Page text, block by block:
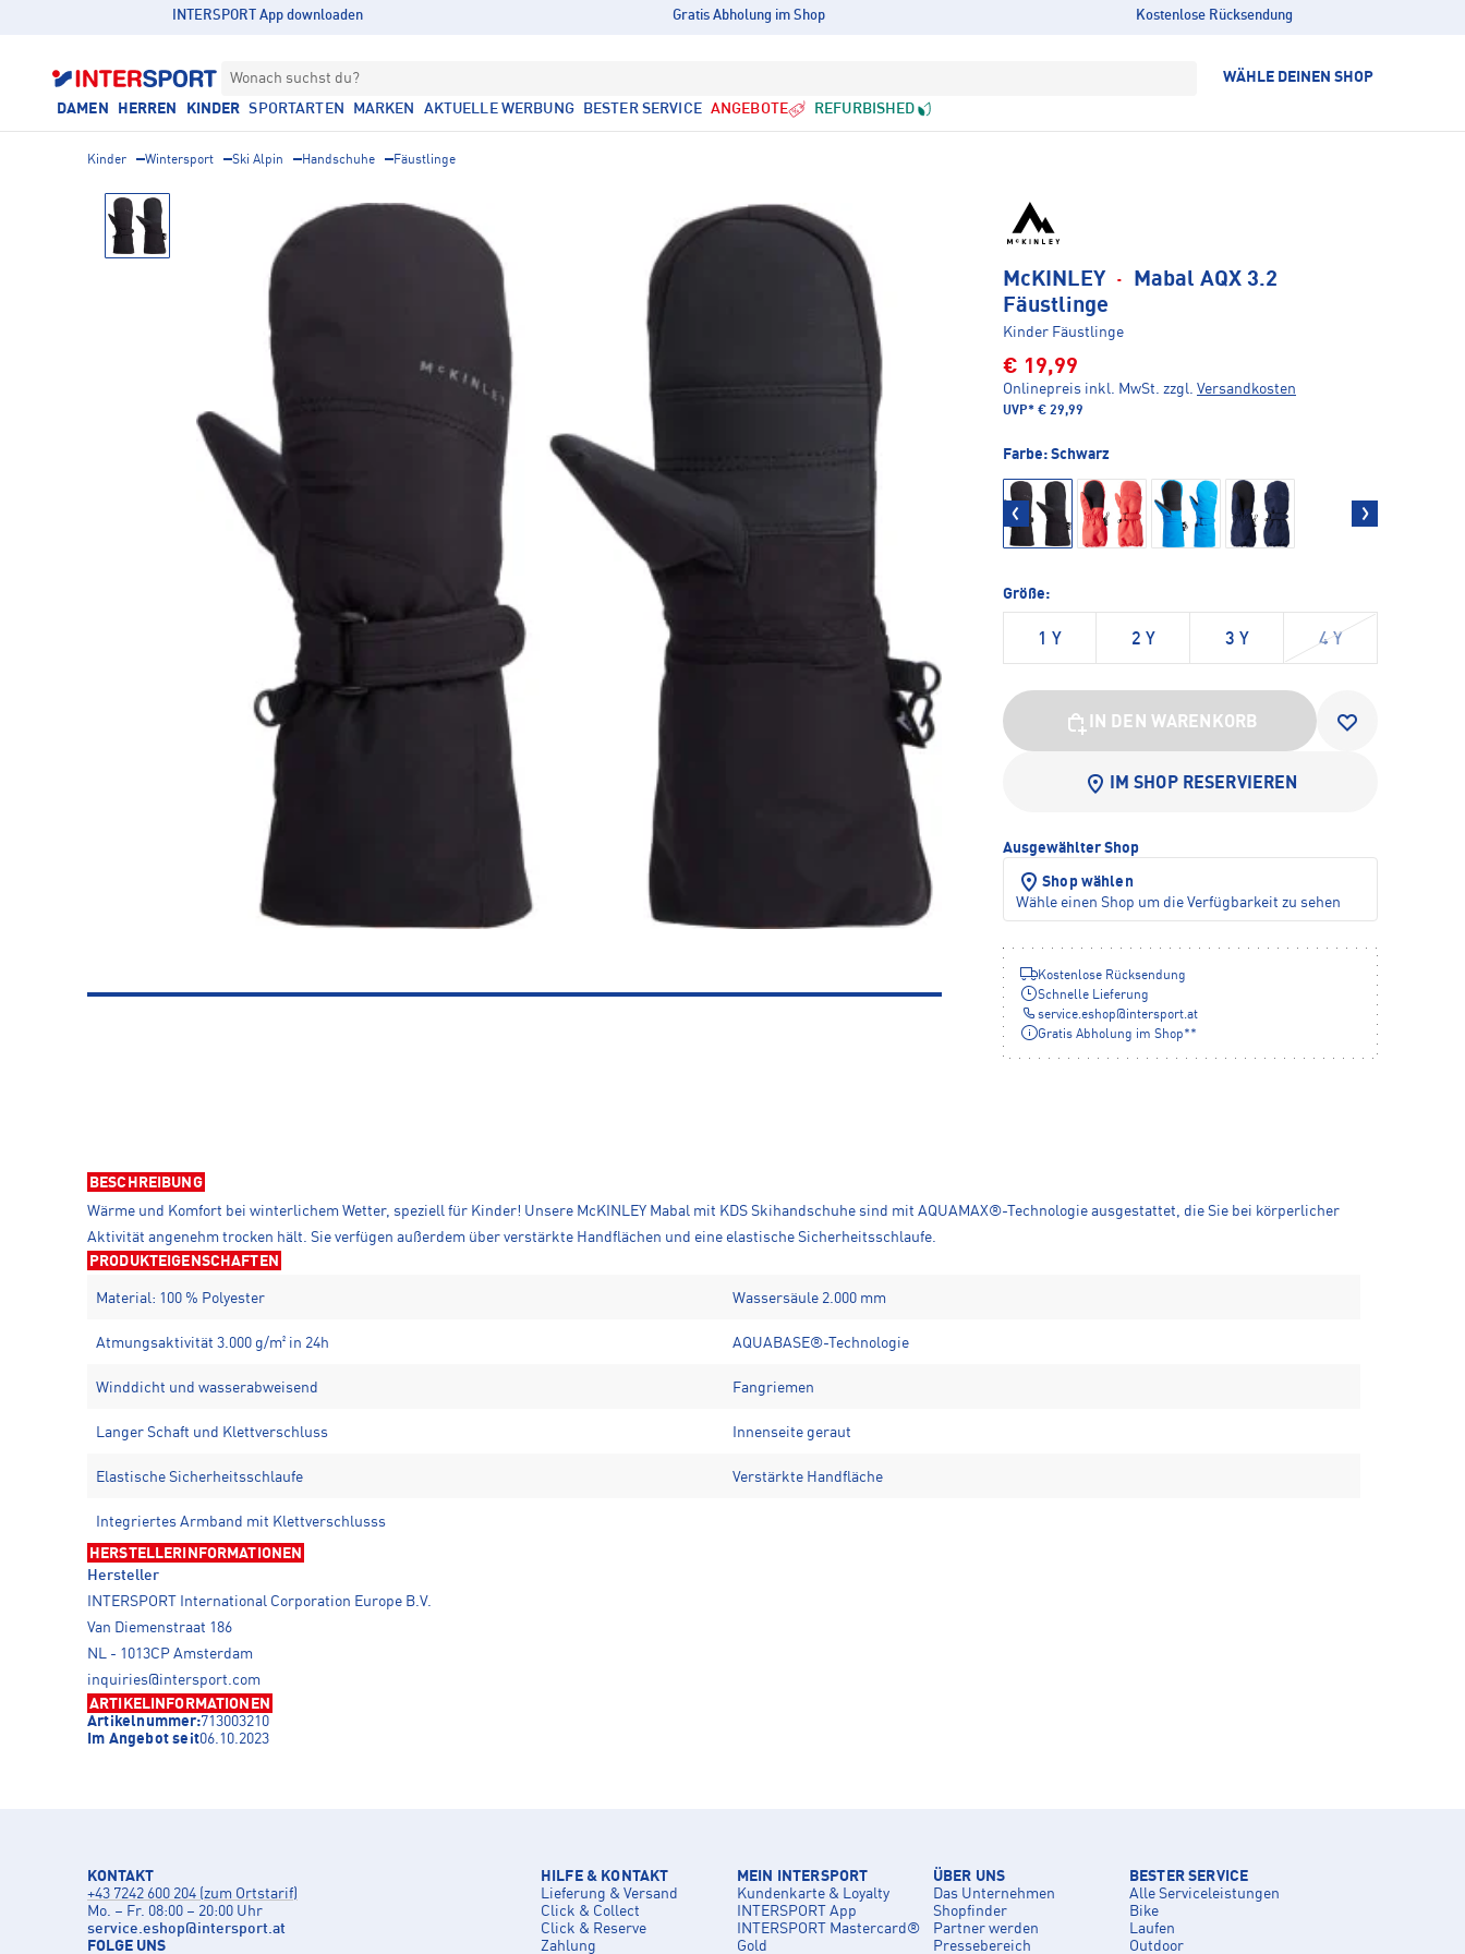
INTERSPORT App downloaden Gratis Abholung im Shop Kostenlose Rücksendung
Wonach suchst du? WÄHLE DEINEN SHOP
DAMEN HERREN KINDER SPORTARTEN MARKEN AKTUELLE WERBUNG BESTER SERVICE ANGEBOTE REFURBISHED
Kinder Wintersport Ski Alpin Handschuhe Fäustlinge
McKINLEY · Mabal AQX 3.2
Fäustlinge
Kinder Fäustlinge
€ 19,99
Onlinepreis inkl. MwSt. zzgl. Versandkosten
UVP* € 29,99
Farbe: Schwarz
Größe:
1 Y 2 Y 3 Y 4 Y
IN DEN WARENKORB
IM SHOP RESERVIEREN
Ausgewählter Shop
Shop wählen
Wähle einen Shop um die Verfügbarkeit zu sehen
Kostenlose Rücksendung
Schnelle Lieferung
service.eshop@intersport.at
Gratis Abholung im Shop**
BESCHREIBUNG
Wärme und Komfort bei winterlichem Wetter, speziell für Kinder! Unsere McKINLEY Mabal mit KDS Skihandschuhe sind mit AQUAMAX®-Technologie ausgestattet, die Sie bei körperlicher
Aktivität angenehm trocken hält. Sie verfügen außerdem über verstärkte Handflächen und eine elastische Sicherheitsschlaufe.
PRODUKTEIGENSCHAFTEN
Material: 100 % Polyester Wassersäule 2.000 mm
Atmungsaktivität 3.000 g/m² in 24h AQUABASE®-Technologie
Winddicht und wasserabweisend Fangriemen
Langer Schaft und Klettverschluss Innenseite geraut
Elastische Sicherheitsschlaufe Verstärkte Handfläche
Integriertes Armband mit Klettverschlusss
HERSTELLERINFORMATIONEN
Hersteller
INTERSPORT International Corporation Europe B.V.
Van Diemenstraat 186
NL - 1013CP Amsterdam
inquiries@intersport.com
ARTIKELINFORMATIONEN
Artikelnummer:713003210
Im Angebot seit06.10.2023
KONTAKT
+43 7242 600 204 (zum Ortstarif)
Mo. – Fr. 08:00 – 20:00 Uhr
service.eshop@intersport.at
FOLGE UNS
HILFE & KONTAKT
Lieferung & Versand
Click & Collect
Click & Reserve
Zahlung
MEIN INTERSPORT
Kundenkarte & Loyalty
INTERSPORT App
INTERSPORT Mastercard®
Gold
ÜBER UNS
Das Unternehmen
Shopfinder
Partner werden
Pressebereich
BESTER SERVICE
Alle Serviceleistungen
Bike
Laufen
Outdoor